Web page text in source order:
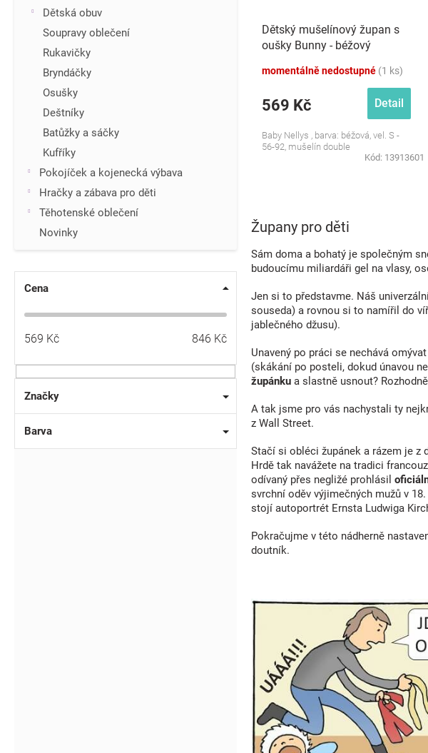
Dětská obuv
Soupravy oblečení
Rukavičky
Bryndáčky
Osušky
Deštníky
Batůžky a sáčky
Kufříky
Pokojíček a kojenecká výbava
Hračky a zábava pro děti
Těhotenské oblečení
Novinky
Cena
569 Kč 846 Kč
Značky
Barva
Dětský mušelínový župan s
oušky Bunny - béžový
momentálně nedostupné (1 ks)
569 Kč Detail
Baby Nellys , barva: béžová, vel. S -
56-92, mušelín double
Kód: 13913601
Župany pro děti
Sám doma a bohatý je společným
budoucímu miliardáři gel na vlasy,
Jen si to představme. Náš
souseda) a rovnou si to namířil do
jablečného džusu).
Unavený po práci se nechává
(skákání po posteli, dokud únavou
župánku a slastně usnout?
A tak jsme pro vás nachystali ty
z Wall Street.
Stačí si obléci župánek a rázem je z
Hrdě tak navážete na tradici
odívaný přes negližé prohlásil
svrchní oděv výjimečných mužů v
stojí autoportrét Ernsta Ludwiga
Pokračujme v této nádherně
doutník.